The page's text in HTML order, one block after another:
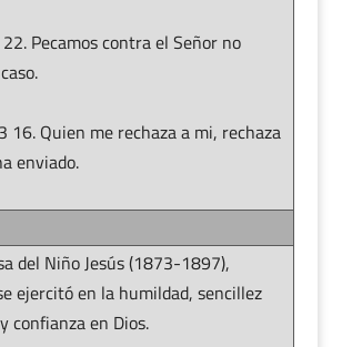
Pecamos contra el Señor no
16. Quien me rechaza a mi, rechaza
enviado.
del Niño Jesús (1873-1897),
ejercitó en la humildad, sencillez
confianza en Dios.